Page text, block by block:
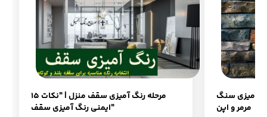
15 مرحله رنگ آمیزی سقف منزل | "نکات
ایمنی رنگ آمیزی سقف"
آمیزی سنگ
مرمر و اپن